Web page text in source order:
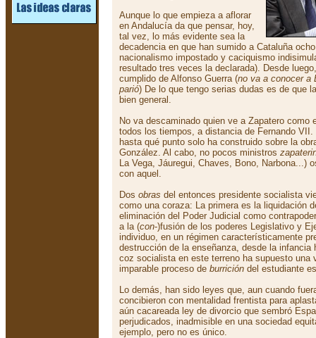
Aunque lo que empieza a aflorar
en Andalucía da que pensar, hoy,
tal vez, lo más evidente sea la
decadencia en que han sumido a Cataluña
nacionalismo impostado y caciquismo
resultado tres veces la declarada). Desde
cumplido de Alfonso Guerra (no va a conocer a
parió) De lo que tengo serias dudas es de que
bien general.
No va descaminado quien ve a Zapatero como
todos los tiempos, a distancia de Fernando
hasta qué punto solo ha construido sobre la
González. Al cabo, no pocos ministros
La Vega, Jáuregui, Chaves, Bono, Narbona...)
con aquel.
Dos obras del entonces presidente socialista
como una coraza: La primera es la liquidación
eliminación del Poder Judicial como
a la (con-)fusión de los poderes Legislativo y
individuo, en un régimen característicamente
destrucción de la enseñanza, desde la infancia
coz socialista en este terreno ha supuesto una
imparable proceso de burrición del estudiante
Lo demás, han sido leyes que, aun cuando
concibieron con mentalidad frentista para
aún cacareada ley de divorcio que sembró
perjudicados, inadmisible en una sociedad
ejemplo, pero no es único.